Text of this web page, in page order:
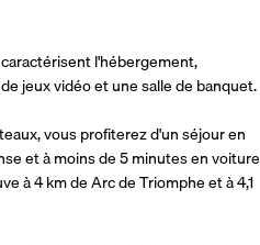
l'hébergement,
jeux vidéo et une salle de banquet.
vous profiterez d'un séjour en
et à moins de 5 minutes en voiture
à 4 km de Arc de Triomphe et à 4,1